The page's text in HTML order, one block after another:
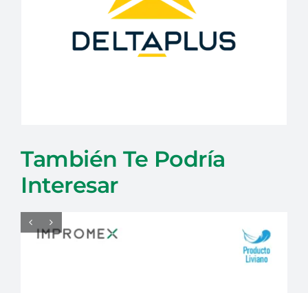
También Te Podría
Interesar